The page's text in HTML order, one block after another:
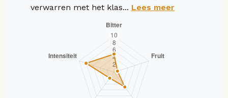
verwarren met het klas... Lees meer